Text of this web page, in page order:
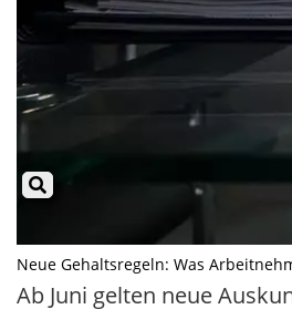
Neue Gehaltsregeln: Was
Ab Juni gelten neue